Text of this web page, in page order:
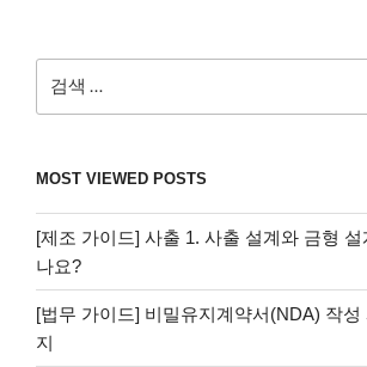
색:
MOST VIEWED POSTS
[제조 가이드] 사출 1. 사출 설계와 금형
나요?
[법무 가이드] 비밀유지계약서(NDA) 작성
지